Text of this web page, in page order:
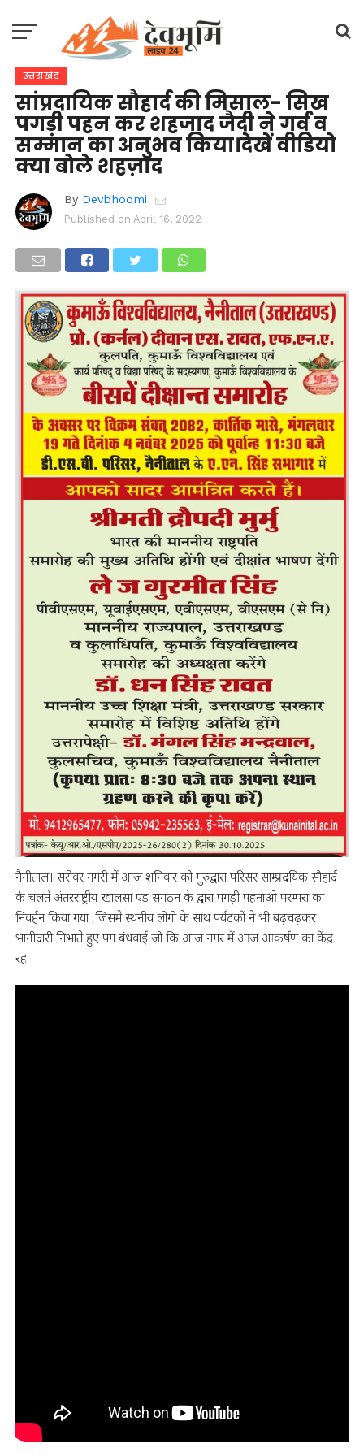
उत्तराखंड
सांप्रदायिक सौहार्द की मिसाल- सिख
पगड़ी पहन कर शहजाद जैदी ने गर्व व
सम्मान का अनुभव किया।देखें वीडियो
क्या बोले शहज़ाद
By Devbhoomi
Published on April 16, 2022
नैनीताल। सरोवर नगरी में आज शनिवार को गुरुद्वारा परिसर साम्प्रदयिक सौहार्द
के चलते अंतरराष्ट्रीय खालसा एड संगठन के द्वारा पगड़ी पहनाओ परम्परा का
निवर्हन किया गया ,जिसमे स्थनीय लोगो के साथ पर्यटकों ने भी बढ़चढ़कर
भागीदारी निभाते हुए पग बंधवाई जो कि आज नगर में आज आकर्षण का केंद्र
रहा।